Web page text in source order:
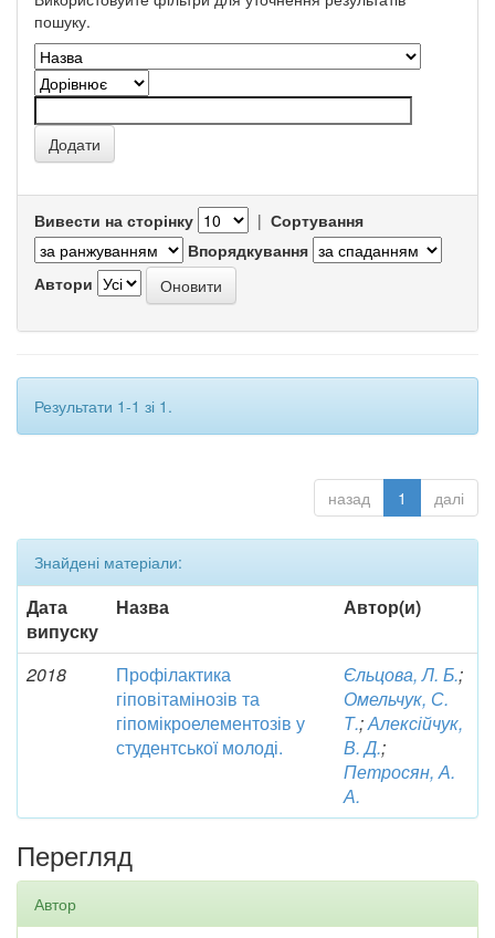
пошуку.
Вивести на сторінку | Сортування
Впорядкування
Автори
Результати 1-1 зі 1.
назад 1 далі
Знайдені матеріали:
Дата
випуску
Назва Автор(и)
2018
Профілактика
гіповітамінозів та
гіпомікроелементозів у
студентської молоді.
Єльцова, Л. Б.;
Омельчук, С.
Т.;Алексійчук,
В. Д.;
Петросян, А.
А.
Перегляд
Автор